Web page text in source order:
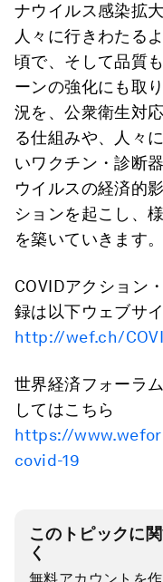
ナウイルス感染拡
人々に行きわたる
頃で、そして品質
ーンの強化にも取
況を、公衆衛生対
る仕組みや、人々
いワクチン・診断
ウイルスの経済的
ションを起こし、
を築いていきます。
COVIDアクション
録は以下ウェブサ
http://wef.ch/
世界経済フォーラ
してはこちら
https://
covid-19
このトピックに
く